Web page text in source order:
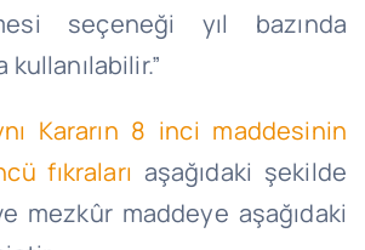
seçeneği yıl bazında
kullanılabilir.”
Kararın 8 inci maddesinin
fıkraları aşağıdaki şekilde
mezkûr maddeye aşağıdaki